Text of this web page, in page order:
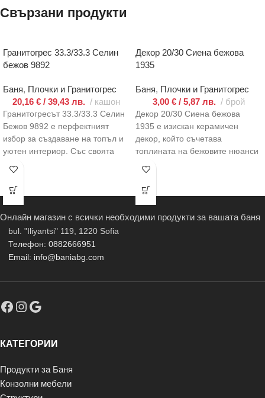
Свързани продукти
Гранитогрес 33.3/33.3 Селин
бежов 9892
Баня, Плочки и Гранитогрес
20,16 € / 39,43 лв. кашон
Гранитогресът 33.3/33.3 Селин
Бежов 9892 е перфектният
избор за създаване на топъл и
уютен интериор. Със своята
нежна бежова тоналност
Декор 20/30 Сиена бежова
1935
Баня, Плочки и Гранитогрес
3,00 € / 5,87 лв. брой
Декор 20/30 Сиена бежова
1935 е изискан керамичен
декор, който съчетава
топлината на бежовите нюанси
с елегантен дизайн. Подходящ
Онлайн магазин с всички необходими продукти за вашата баня
bul. "Iliyantsi" 119, 1220 Sofia
Телефон: 0882666951
Email: info@baniabg.com
КАТЕГОРИИ
Продукти за Баня
Конзолни мебели